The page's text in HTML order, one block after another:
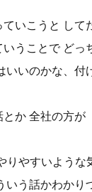
いこうと して
うことで どっ
いいのかな、付
か 全社の方が
りやすいような
う話かわかり